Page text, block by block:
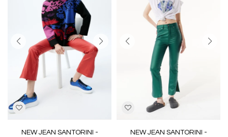
NEW JEAN SANTORINI -
NEW JEAN SANTORINI -